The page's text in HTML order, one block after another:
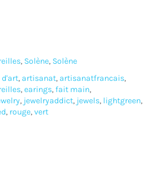
, Solène, Solène
d'art, artisanat, artisanatfrancais,
,earings,fait main,
, jewelryaddict, jewels, lightgreen,
, rouge,vert